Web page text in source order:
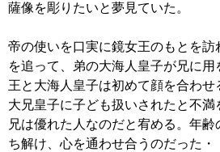
薩像を彫りたいと夢見ていた。
帝の使いを口実に鏡女王のもとを訪
を追って、弟の大海人皇子が兄に
王と大海人皇子は初めて顔を合わせ
大兄皇子に子ども扱いされたと不満
兄は優れた人なのだと宥める。年
ち解け、心を通わせ合うのだった・